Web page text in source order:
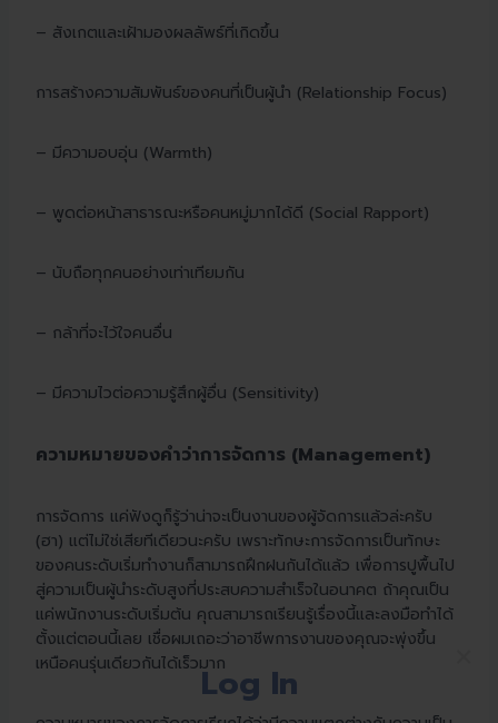
Log In
– สังเกตและเฝ้ามองผลลัพธ์ที่เกิดขึ้น
การสร้างความสัมพันธ์ของคนที่เป็นผู้นำ (Relationship Focus)
– มีความอบอุ่น (Warmth)
– พูดต่อหน้าสาธารณะหรือคนหมู่มากได้ดี (Social Rapport)
– นับถือทุกคนอย่างเท่าเทียมกัน
– กล้าที่จะไว้ใจคนอื่น
– มีความไวต่อความรู้สึกผู้อื่น (Sensitivity)
ความหมายของคำว่าการจัดการ (Management)
การจัดการ แค่ฟังดูก็รู้ว่าน่าจะเป็นงานของผู้จัดการแล้วล่ะครับ
(ฮา) แต่ไม่ใช่เสียทีเดียวนะครับ เพราะทักษะการจัดการเป็นทักษะ
ของคนระดับเริ่มทำงานก็สามารถฝึกฝนกันได้แล้ว เพื่อการปูพื้นไป
สู่ความเป็นผู้นำระดับสูงที่ประสบความสำเร็จในอนาคต ถ้าคุณเป็น
แค่พนักงานระดับเริ่มต้น คุณสามารถเรียนรู้เรื่องนี้และลงมือทำได้
ตั้งแต่ตอนนี้เลย เชื่อผมเถอะว่าอาชีพการงานของคุณจะพุ่งขึ้น
เหนือคนรุ่นเดียวกันได้เร็วมาก